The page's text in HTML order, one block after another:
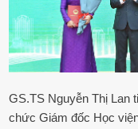
GS.TS Nguyễn Thị Lan
chức Giám đốc Học